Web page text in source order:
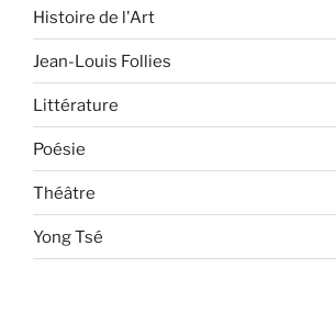
Histoire de l'Art
Jean-Louis Follies
Littérature
Poésie
Théâtre
Yong Tsé